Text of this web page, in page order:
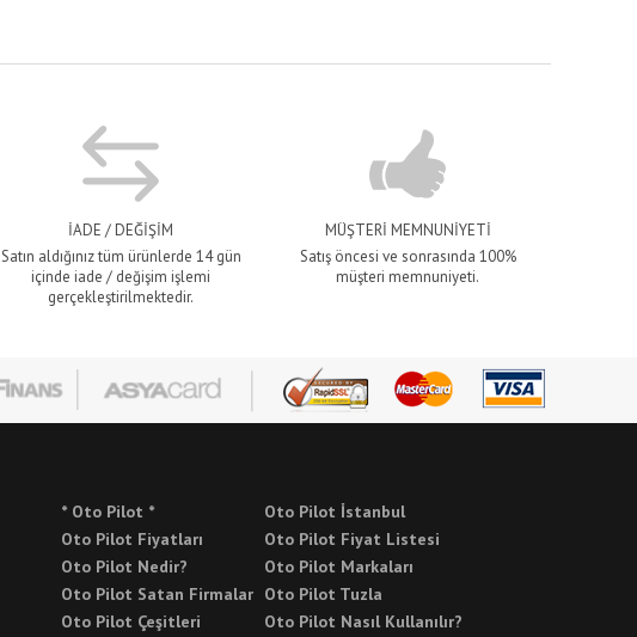
İADE / DEĞİŞİM
Satın aldığınız tüm ürünlerde 14 gün
içinde iade / değişim işlemi
gerçekleştirilmektedir.
MÜŞTERİ MEMNUNİYETİ
Satış öncesi ve sonrasında 100%
müşteri memnuniyeti.
* Oto Pilot *
Oto Pilot Fiyatları
Oto Pilot Nedir?
Oto Pilot Satan Firmalar
Oto Pilot Çeşitleri
Oto Pilot İstanbul
Oto Pilot Fiyat Listesi
Oto Pilot Markaları
Oto Pilot Tuzla
Oto Pilot Nasıl Kullanılır?